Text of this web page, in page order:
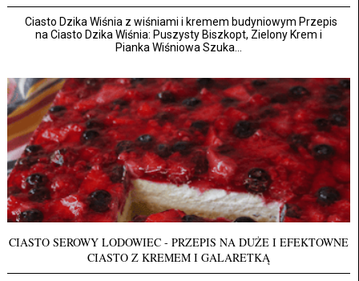
Ciasto Dzika Wiśnia z wiśniami i kremem budyniowym Przepis
na Ciasto Dzika Wiśnia: Puszysty Biszkopt, Zielony Krem i
Pianka Wiśniowa Szuka...
CIASTO SEROWY LODOWIEC - PRZEPIS NA DUŻE I EFEKTOWNE
CIASTO Z KREMEM I GALARETKĄ